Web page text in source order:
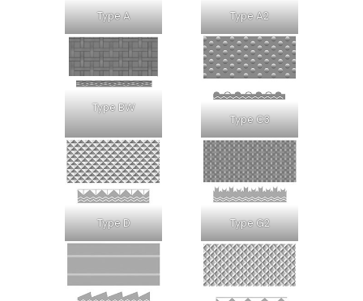
Type A Type A2
Type BW
Type C3
Type D Type G2